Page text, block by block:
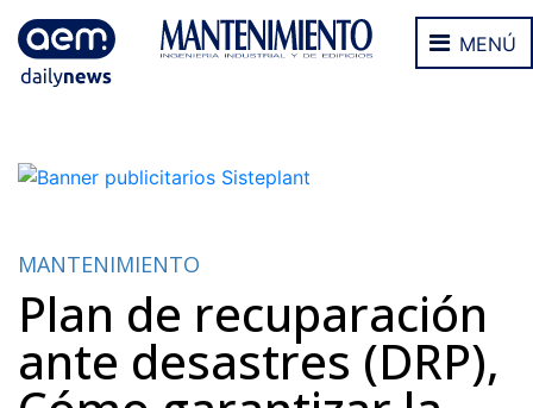
MENÚ
MANTENIMIENTO
Plan de recuparación
ante desastres (DRP),